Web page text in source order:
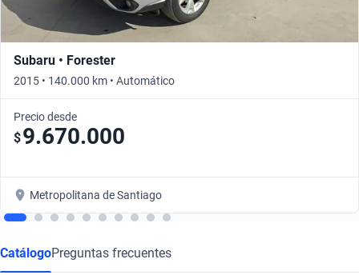
Subaru • Forester
2015 • 140.000 km • Automático
Precio desde
$9.670.000
Metropolitana de Santiago
CatálogoPreguntas frecuentes